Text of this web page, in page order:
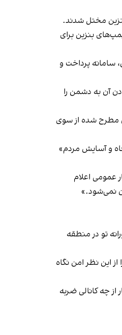
بودند و بسیاری از پمپ‌های بنزین برای
سامانه پرداخت و
آن به دشمن را
مطرح شده از سوی
و آسایش مردم»
عمومی اعلام
نمی‌شود.»
تو در منطقه
این نظر امن نگاه
چه کانالی ضربه